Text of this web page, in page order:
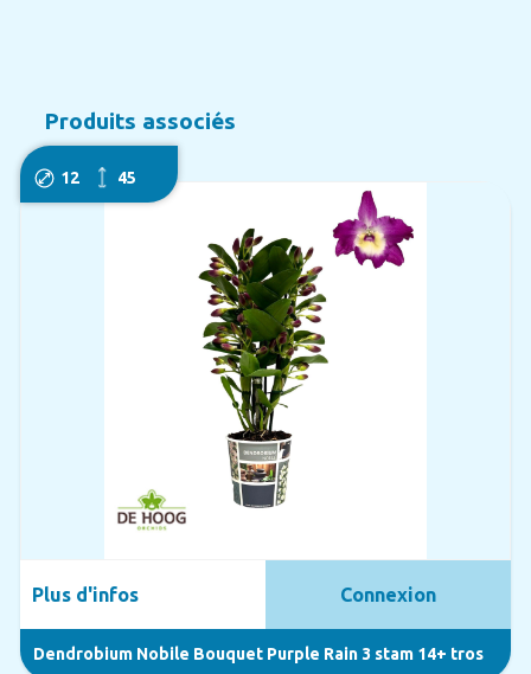
Produits associés
12 45
Dendrobium Nobile Bouquet Purple Rain 3 stam 14+ tros
Plus d'infos Connexion